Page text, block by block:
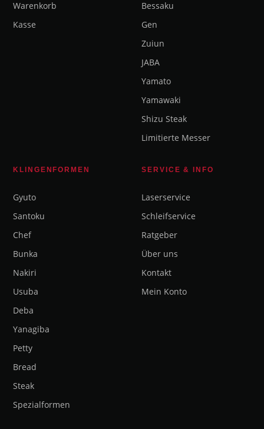
Warenkorb
Kasse
Bessaku
Gen
Zuiun
JABA
Yamato
Yamawaki
Shizu Steak
Limitierte Messer
KLINGENFORMEN
Gyuto
Santoku
Chef
Bunka
Nakiri
Usuba
Deba
Yanagiba
Petty
Bread
Steak
Spezialformen
SERVICE & INFO
Laserservice
Schleifservice
Ratgeber
Über uns
Kontakt
Mein Konto